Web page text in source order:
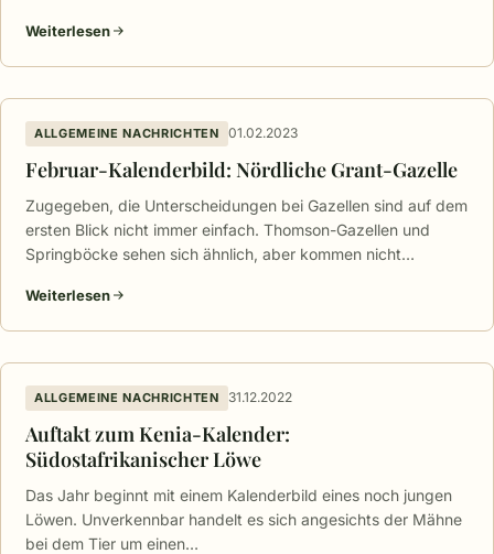
Weiterlesen
ALLGEMEINE NACHRICHTEN 01.02.2023
Februar-Kalenderbild: Nördliche Grant-Gazelle
Zugegeben, die Unterscheidungen bei Gazellen sind auf dem
ersten Blick nicht immer einfach. Thomson-Gazellen und
Springböcke sehen sich ähnlich, aber kommen nicht…
Weiterlesen
ALLGEMEINE NACHRICHTEN 31.12.2022
Auftakt zum Kenia-Kalender:
Südostafrikanischer Löwe
Das Jahr beginnt mit einem Kalenderbild eines noch jungen
Löwen. Unverkennbar handelt es sich angesichts der Mähne
bei dem Tier um einen…